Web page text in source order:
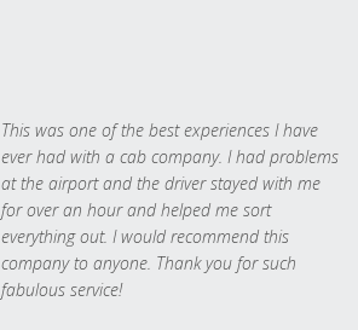
This was one of the best experiences I have
ever had with a cab company. I had problems
at the airport and the driver stayed with me
for over an hour and helped me sort
everything out. I would recommend this
company to anyone. Thank you for such
fabulous service!